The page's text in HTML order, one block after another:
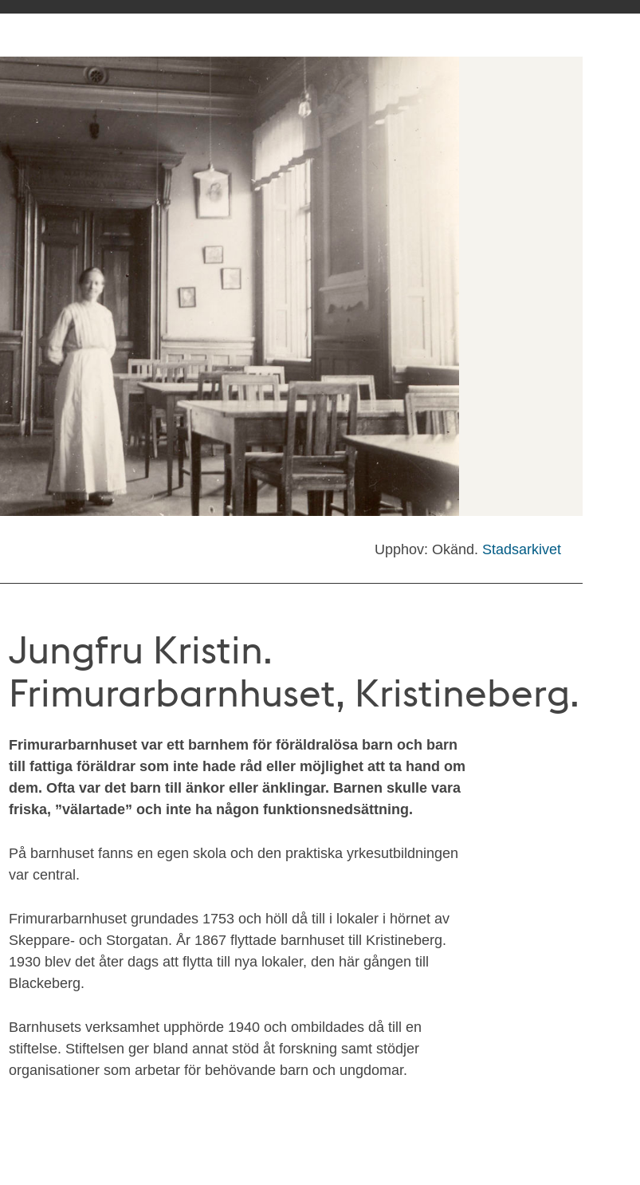
Upphov: Okänd. Stadsarkivet
Jungfru Kristin.
Frimurarbarnhuset, Kristineberg.
Frimurarbarnhuset var ett barnhem för föräldralösa barn och barn
till fattiga föräldrar som inte hade råd eller möjlighet att ta hand om
dem. Ofta var det barn till änkor eller änklingar. Barnen skulle vara
friska, ”välartade” och inte ha någon funktionsnedsättning.
På barnhuset fanns en egen skola och den praktiska yrkesutbildningen
var central.
Frimurarbarnhuset grundades 1753 och höll då till i lokaler i hörnet av
Skeppare- och Storgatan. År 1867 flyttade barnhuset till Kristineberg.
1930 blev det åter dags att flytta till nya lokaler, den här gången till
Blackeberg.
Barnhusets verksamhet upphörde 1940 och ombildades då till en
stiftelse. Stiftelsen ger bland annat stöd åt forskning samt stödjer
organisationer som arbetar för behövande barn och ungdomar.